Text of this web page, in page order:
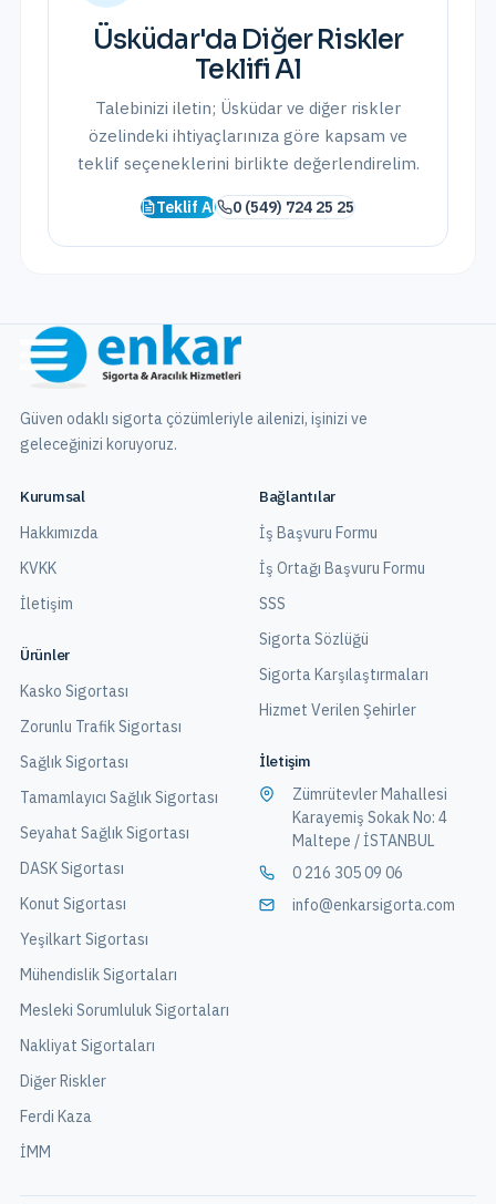
Üsküdar'da Diğer Riskler
Teklifi Al
Talebinizi iletin; Üsküdar ve diğer riskler
özelindeki ihtiyaçlarınıza göre kapsam ve
teklif seçeneklerini birlikte değerlendirelim.
Teklif Al 0 (549) 724 25 25
Güven odaklı sigorta çözümleriyle ailenizi, işinizi ve
geleceğinizi koruyoruz.
Kurumsal
Hakkımızda
KVKK
İletişim
Ürünler
Kasko Sigortası
Zorunlu Trafik Sigortası
Sağlık Sigortası
Tamamlayıcı Sağlık Sigortası
Seyahat Sağlık Sigortası
DASK Sigortası
Konut Sigortası
Yeşilkart Sigortası
Mühendislik Sigortaları
Mesleki Sorumluluk Sigortaları
Nakliyat Sigortaları
Diğer Riskler
Ferdi Kaza
İMM
Bağlantılar
İş Başvuru Formu
İş Ortağı Başvuru Formu
SSS
Sigorta Sözlüğü
Sigorta Karşılaştırmaları
Hizmet Verilen Şehirler
İletişim
Zümrütevler Mahallesi
Karayemiş Sokak No: 4
Maltepe / İSTANBUL
0 216 305 09 06
info@enkarsigorta.com